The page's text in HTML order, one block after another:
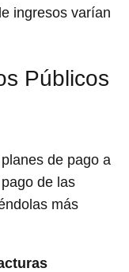
ingresos varían
Públicos
de pago a
de las
más